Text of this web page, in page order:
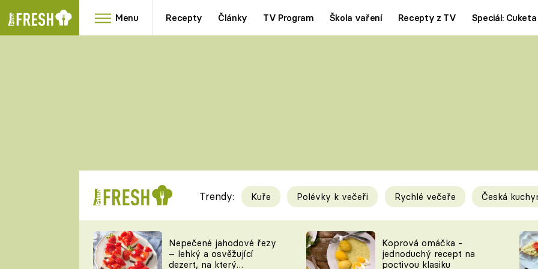
Menu Recepty Články TV Program Škola vaření Recepty z TV Speciál: Cuketa
RYCHLOVKY
Videorecepty
TEĎ VAŘÍ ŠÉF!
Tipy a triky
KAM ZA JÍDLEM
Trendy: Kuře Polévky k večeři Rychlé večeře Česká
Nepečené jahodové řezy
– lehký a osvěžující
dezert, na který
Koprová omáčka -
jednoduchý recept na
poctivou klasiku